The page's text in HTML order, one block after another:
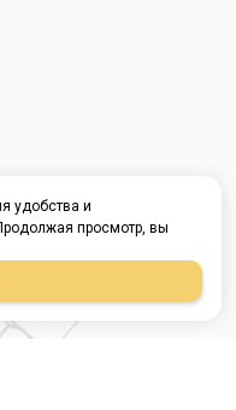
удобства и
просмотр, вы